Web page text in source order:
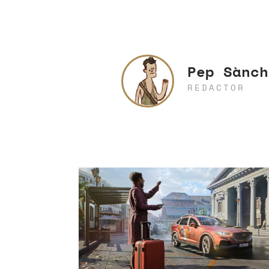
Pep
REDACTOR